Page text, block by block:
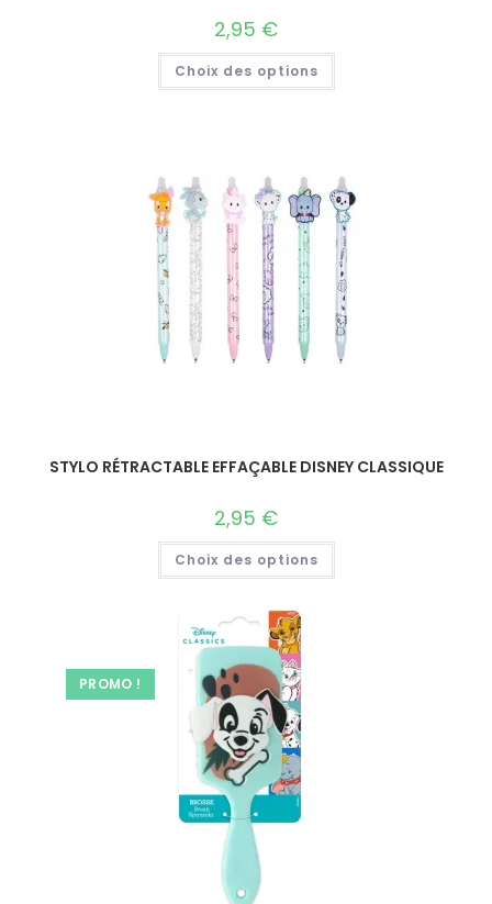
2,95 €
Choix des options
STYLO RÉTRACTABLE EFFAÇABLE DISNEY CLASSIQUE
2,95 €
Choix des options
PROMO !